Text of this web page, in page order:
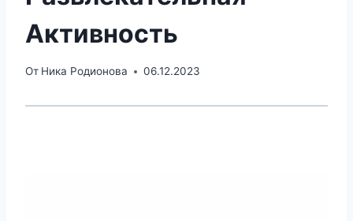
Активность
От Ника Родионова 06.12.2023